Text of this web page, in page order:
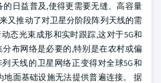
的日益普及,使得更需要无缝、高容量
又推动了对卫星分阶段阵列天线的需
态光束成形和实时跟踪,这对于5G和
分布网络是必要的,特别是在农村或偏
天线的卫星网络正变得对全球5G和
地面基础设施无法提供普遍连接。 据